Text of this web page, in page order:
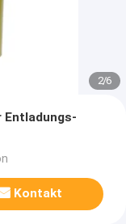
2/6
Entladungs-
Kontakt